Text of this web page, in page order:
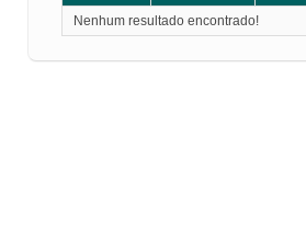
Nenhum resultado encontrado!